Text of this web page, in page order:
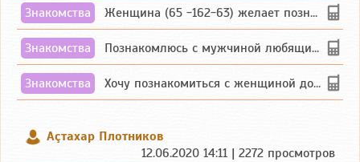
Знакомства Женщина (65 -162-63) желает познакомиться с одиноким, добродушным, без вредных ...
Знакомства Познакомлюсь с мужчиной любящим танцевать и петь на родном чувашском языке
Знакомства Хочу познакомиться с женщиной до 55 лет чувашской или русской национальности дл...
Аçтахар Плотников
12.06.2020 14:11 | 2272 просмотров